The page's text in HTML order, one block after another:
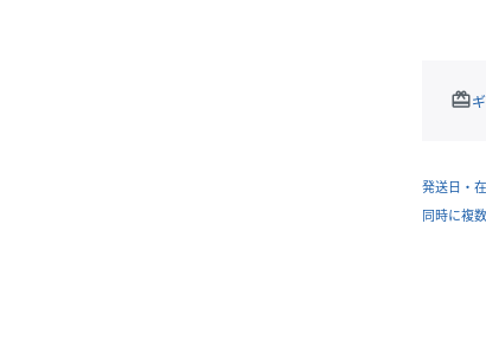
redeem
発送日・
同時に複